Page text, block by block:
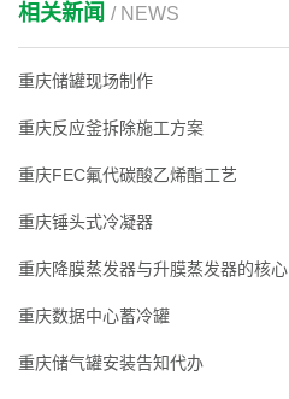
相关新闻 / NEWS
重庆储罐现场制作
重庆反应釜拆除施工方案
重庆FEC氟代碳酸乙烯酯工艺
重庆锤头式冷凝器
重庆降膜蒸发器与升膜蒸发器的核心
重庆数据中心蓄冷罐
重庆储气罐安装告知代办